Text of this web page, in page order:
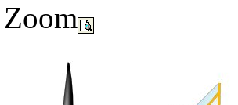
Zoom